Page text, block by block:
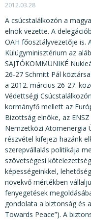
2012.03.28
A csúcstalálkozón a
elnök vezette. A
OAH főosztályvezetője is.
Külügyminisztérium az
SAJTÓKOMMÜNIKÉ
26-27 Schmitt Pál
a 2012. március 26-27.
Védettségi
kormányfő mellett az
Bizottság elnöke, az
Nemzetközi Atomenergia
részvétel kifejezi hazánk
szerepvállalás politikája
szövetségesi
képességeinkkel,
növekvő mértékben
fenyegetések
gondolata a biztonság és
Towards Peace”). A